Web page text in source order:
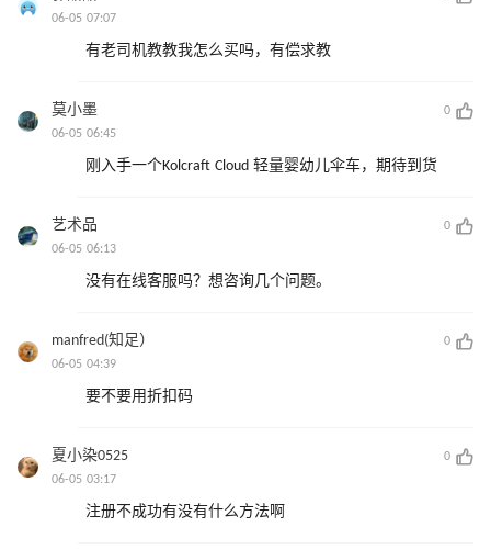
06-05 07:07
有老司机教教我怎么买吗，有偿求教
莫小墨
0
06-05 06:45
刚入手一个Kolcraft Cloud 轻量婴幼儿伞车，期待到货
艺术品
0
06-05 06:13
没有在线客服吗？想咨询几个问题。
manfred(知足）
0
06-05 04:39
要不要用折扣码
夏小染0525
0
06-05 03:17
注册不成功有没有什么方法啊